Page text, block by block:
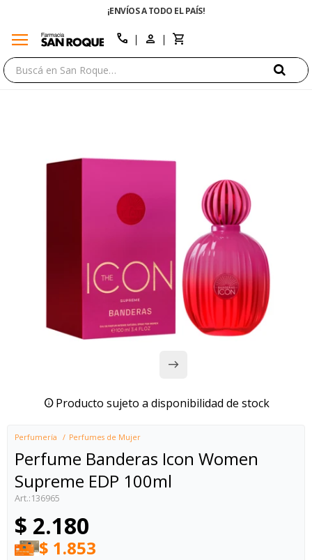
¡ENVÍOS A TODO EL PAÍS!
menu call
Producto sujeto a disponibilidad de stock
Perfumería Perfumes de Mujer
Perfume Banderas Icon Women
Supreme EDP 100ml
136965
$ 2.180
$ 1.853
close